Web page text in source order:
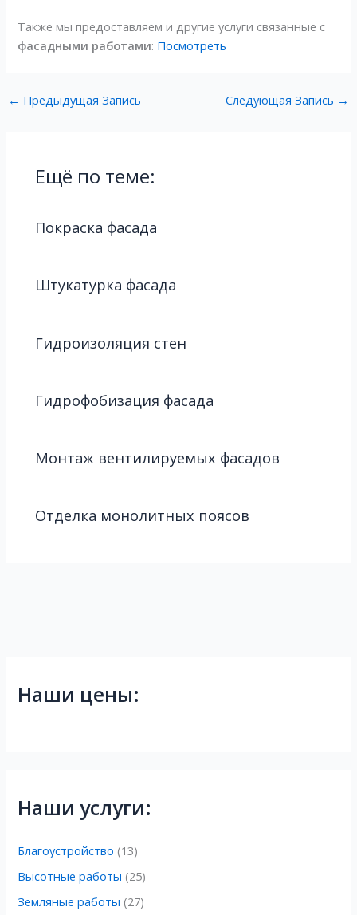
Также мы предоставляем и другие услуги связанные с
фасадными работами: Посмотреть
← Предыдущая Запись Следующая Запись →
Ещё по теме:
Покраска фасада
Штукатурка фасада
Гидроизоляция стен
Гидрофобизация фасада
Монтаж вентилируемых фасадов
Отделка монолитных поясов
Наши цены:
Наши услуги:
Благоустройство (13)
Высотные работы (25)
Земляные работы (27)